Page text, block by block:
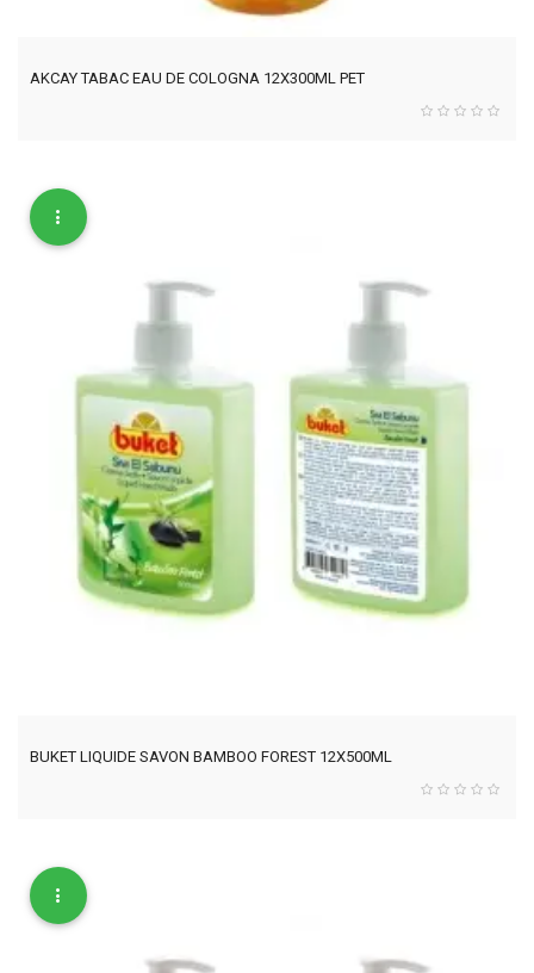
AKCAY TABAC EAU DE COLOGNA 12X300ML PET
BUKET LIQUIDE SAVON BAMBOO FOREST 12X500ML